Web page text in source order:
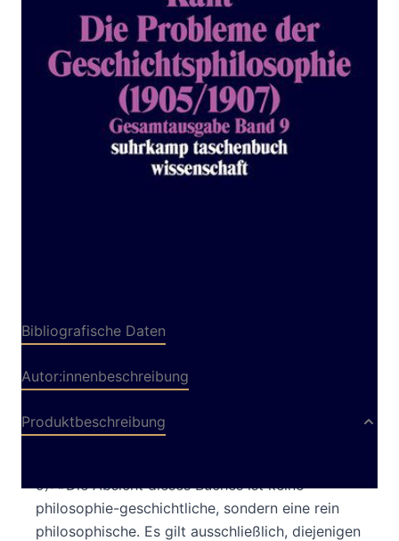
(1905/1907)
Zur Wunschliste hinzufügen
Georg Simmel
Bibliografische Daten
Autor:innenbeschreibung
Produktbeschreibung
9): »Die Absicht dieses Buches ist keine
philosophie-geschichtliche, sondern eine rein
philosophische. Es gilt ausschließlich, diejenigen